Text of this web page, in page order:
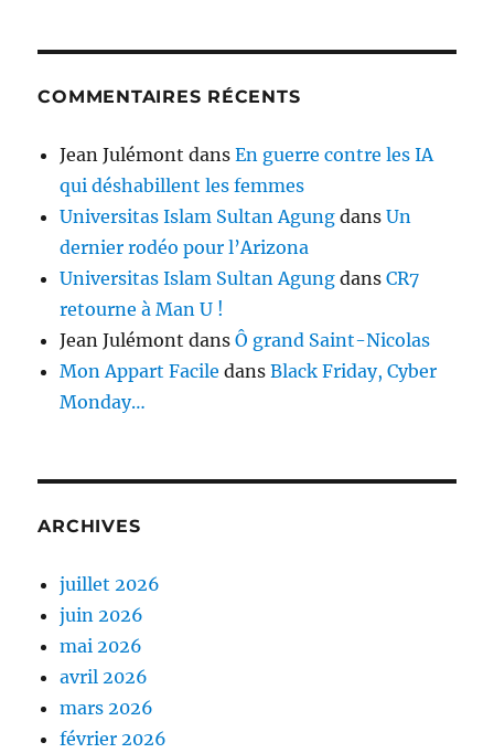
COMMENTAIRES RÉCENTS
Jean Julémont dansEn guerre contre les IA
qui déshabillent les femmes
Universitas Islam Sultan Agung dansUn
dernier rodéo pour l’Arizona
Universitas Islam Sultan Agung dansCR7
retourne à Man U !
Jean Julémont dansÔ grand Saint-Nicolas
Mon Appart Facile dansBlack Friday, Cyber
Monday…
ARCHIVES
juillet 2026
juin 2026
mai 2026
avril 2026
mars 2026
février 2026